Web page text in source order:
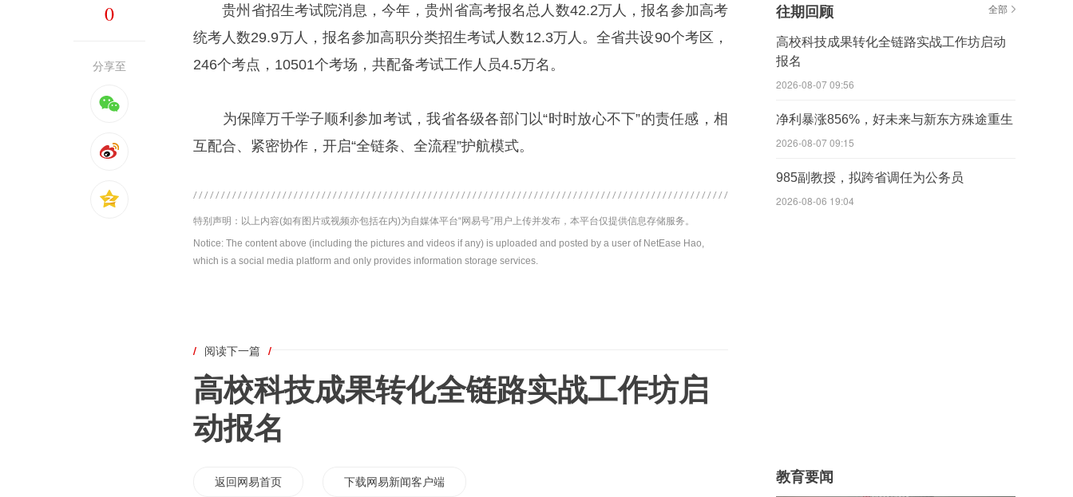
0
分享至
贵州省招生考试院消息，今年，贵州省高考报名总人数42.2万人，报名参加高考
统考人数29.9万人，报名参加高职分类招生考试人数12.3万人。全省共设90个考区，
246个考点，10501个考场，共配备考试工作人员4.5万名。
为保障万千学子顺利参加考试，我省各级各部门以“时时放心不下”的责任感，相
互配合、紧密协作，开启“全链条、全流程”护航模式。
特别声明：以上内容(如有图片或视频亦包括在内)为自媒体平台“网易号”用户上传并发布，本平台仅提供信息存储服务。
Notice: The content above (including the pictures and videos if any) is uploaded and posted by a user of NetEase Hao,
which is a social media platform and only provides information storage services.
/ 阅读下一篇 /
高校科技成果转化全链路实战工作坊启
动报名
返回网易首页 下载网易新闻客户端
往期回顾 全部
高校科技成果转化全链路实战工作坊启动
报名
2026-08-07 09:56
净利暴涨856%，好未来与新东方殊途重生
2026-08-07 09:15
985副教授，拟跨省调任为公务员
2026-08-06 19:04
教育要闻